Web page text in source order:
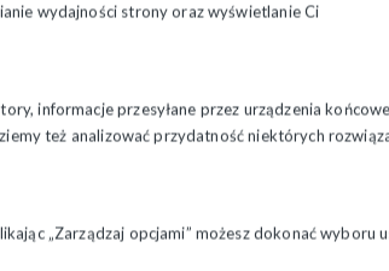
wydajności strony oraz wyświetlanie Ci
informacje przesyłane przez urządzenia końcowe
też analizować przydatność niektórych
„Zarządzaj opcjami” możesz dokonać wyboru